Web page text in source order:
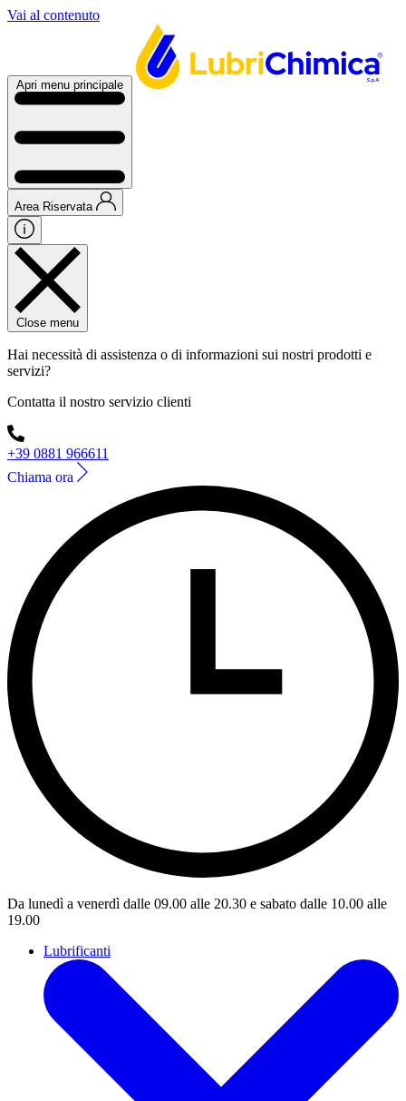
Vai al contenuto
Apri menu principale
Area Riservata
Close menu
Hai necessità di assistenza o di informazioni sui nostri prodotti e
servizi?
Contatta il nostro servizio clienti
+39 0881 966611
Chiama ora
Da lunedì a venerdì dalle 09.00 alle 20.30 e sabato dalle 10.00 alle
19.00
Lubrificanti